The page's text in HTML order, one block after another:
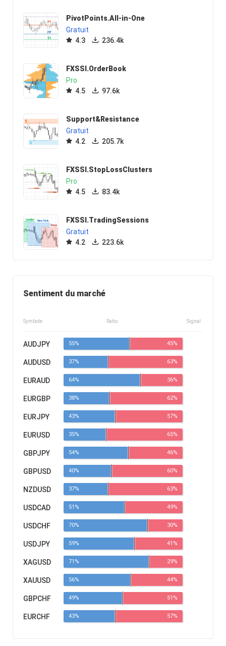
PivotPoints.All-in-One
Gratuit
4.3
236.4k
FXSSI.OrderBook
Pro
4.5
97.6k
Support&Resistance
Gratuit
4.2
205.7k
FXSSI.StopLossClusters
Pro
4.5
83.4k
FXSSI.TradingSessions
Gratuit
4.2
223.6k
Sentiment du marché
Symbole Ratio Signal
AUDJPY 55% 45%
AUDUSD 37% 63%
EURAUD 64% 36%
EURGBP 38% 62%
EURJPY 43% 57%
EURUSD 35% 65%
GBPJPY 54% 46%
GBPUSD 40% 60%
NZDUSD 37% 63%
USDCAD 51% 49%
USDCHF 70% 30%
USDJPY 59% 41%
XAGUSD 71% 29%
XAUUSD 56% 44%
GBPCHF 49% 51%
EURCHF 43% 57%